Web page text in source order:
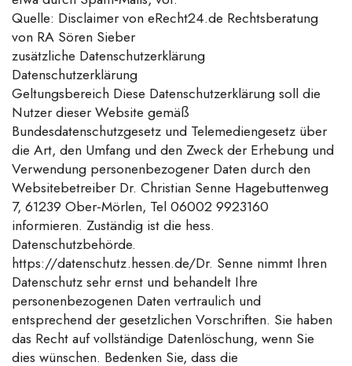
Quelle: Disclaimer von eRecht24.de Rechtsberatung
von RA Sören Sieber
zusätzliche Datenschutzerklärung
Datenschutzerklärung
Geltungsbereich Diese Datenschutzerklärung soll die
Nutzer dieser Website gemäß
Bundesdatenschutzgesetz und Telemediengesetz über
die Art, den Umfang und den Zweck der Erhebung und
Verwendung personenbezogener Daten durch den
Websitebetreiber Dr. Christian Senne Hagebuttenweg
7, 61239 Ober-Mörlen, Tel 06002 9923160
informieren. Zuständig ist die hess.
Datenschutzbehörde.
https://datenschutz.hessen.de/Dr. Senne nimmt Ihren
Datenschutz sehr ernst und behandelt Ihre
personenbezogenen Daten vertraulich und
entsprechend der gesetzlichen Vorschriften. Sie haben
das Recht auf vollständige Datenlöschung, wenn Sie
dies wünschen. Bedenken Sie, dass die